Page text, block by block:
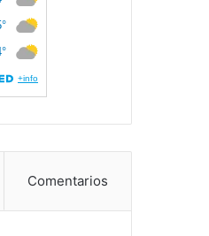
Comentarios